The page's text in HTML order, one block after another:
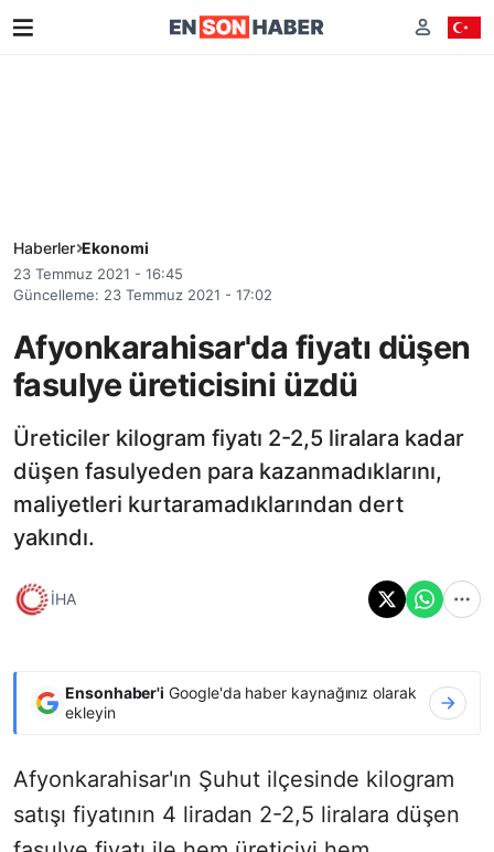
Haberler Ekonomi
23 Temmuz 2021 - 16:45
Güncelleme: 23 Temmuz 2021 - 17:02
Afyonkarahisar'da fiyatı düşen
fasulye üreticisini üzdü
Üreticiler kilogram fiyatı 2-2,5 liralara kadar
düşen fasulyeden para kazanmadıklarını,
maliyetleri kurtaramadıklarından dert
yakındı.
İHA
Ensonhaber'i Google'da haber kaynağınız olarak
ekleyin
Afyonkarahisar'ın Şuhut ilçesinde kilogram
satışı fiyatının 4 liradan 2-2,5 liralara düşen